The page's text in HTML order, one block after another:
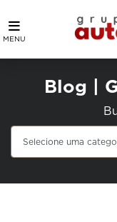
MENU
Blog |